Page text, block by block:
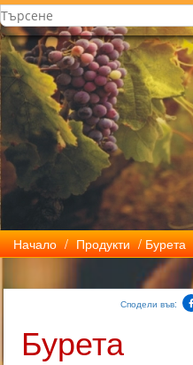
Начало / Продукти / Бурета
Сподели във:
Бурета